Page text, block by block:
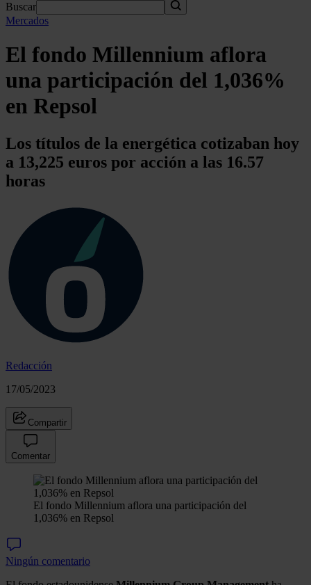
Buscar
Mercados
El fondo Millennium aflora
una participación del 1,036%
en Repsol
Los títulos de la energética cotizaban hoy
a 13,225 euros por acción a las 16.57
horas
Redacción
17/05/2023
Compartir
Comentar
El fondo Millennium aflora una participación del
1,036% en Repsol
Ningún comentario